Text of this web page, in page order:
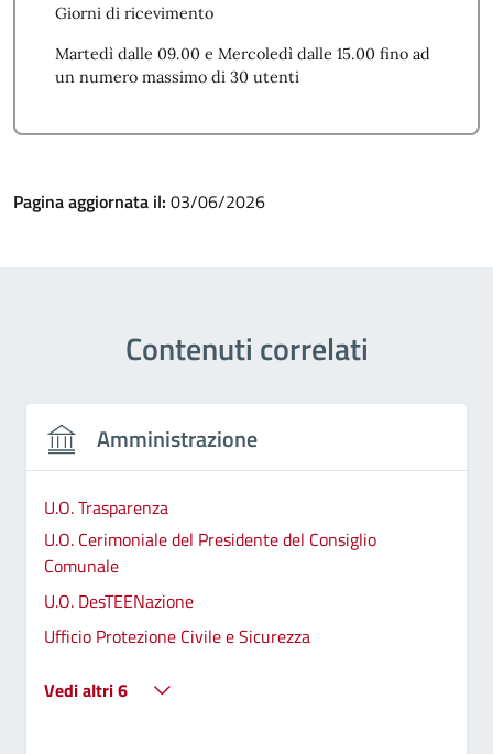
Giorni di ricevimento
Martedì dalle 09.00 e Mercoledì dalle 15.00 fino ad
un numero massimo di 30 utenti
Pagina aggiornata il: 03/06/2026
Contenuti correlati
Amministrazione
U.O. Trasparenza
U.O. Cerimoniale del Presidente del Consiglio
Comunale
U.O. DesTEENazione
Ufficio Protezione Civile e Sicurezza
Vedi altri 6